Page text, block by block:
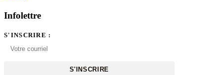
Infolettre
S'INSCRIRE :
S'INSCRIRE